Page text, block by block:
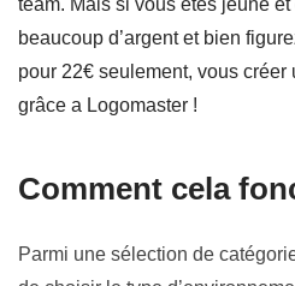
team. Mais si vous êtes jeune et
beaucoup d’argent et bien
pour 22€ seulement, vous
grâce a Logomaster !
Comment cela
Parmi une sélection de